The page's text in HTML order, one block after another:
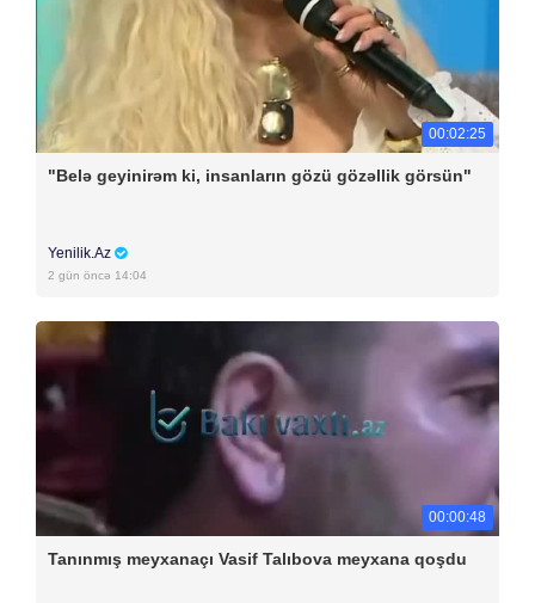
00:02:25
"Belə geyinirəm ki, insanların gözü gözəllik görsün"
Yenilik.Az
2 gün öncə 14:04
00:00:48
Tanınmış meyxanaçı Vasif Talıbova meyxana qoşdu